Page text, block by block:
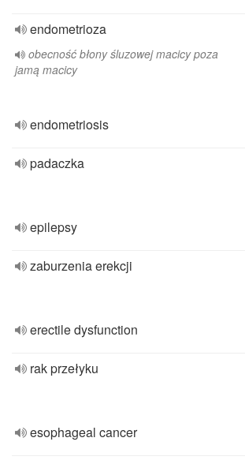
endometrioza
obecność błony śluzowej macicy poza
jamą macicy
endometriosis
padaczka
epilepsy
zaburzenia erekcji
erectile dysfunction
rak przełyku
esophageal cancer